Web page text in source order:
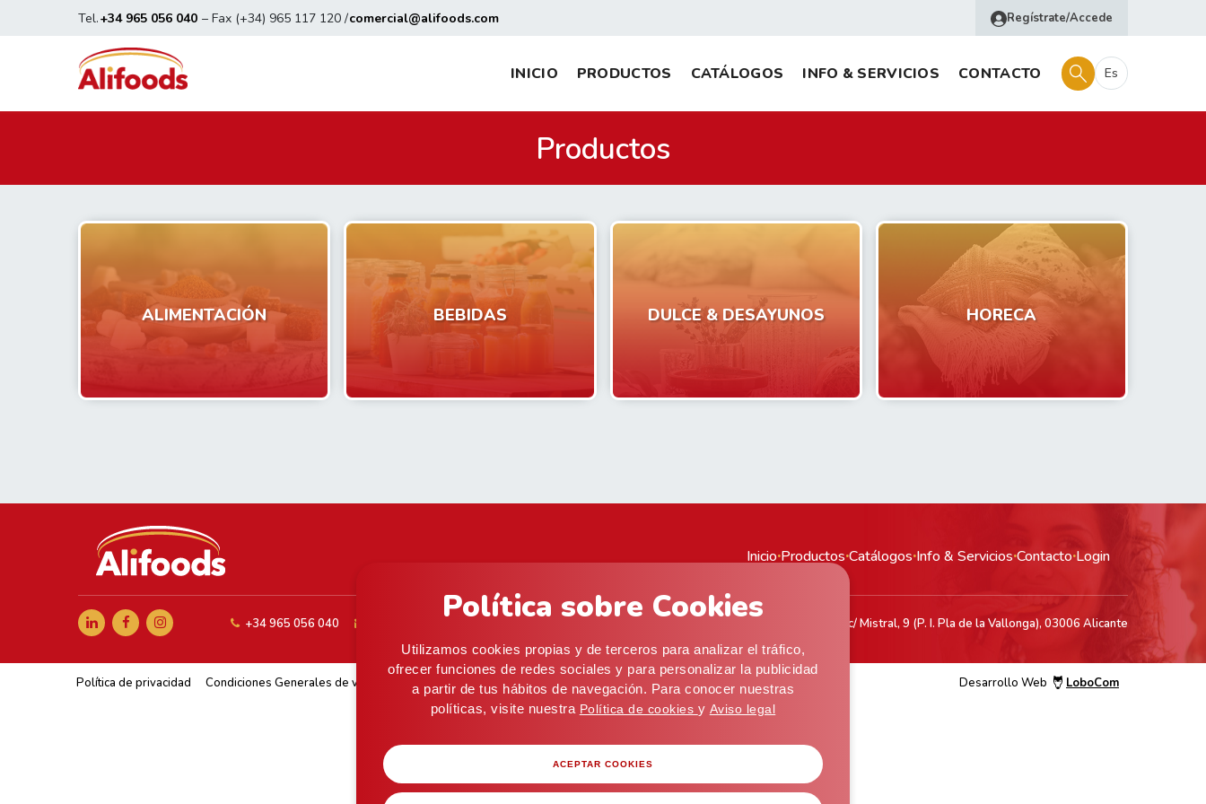
Política sobre Cookies
Utilizamos cookies propias y de terceros para analizar el tráfico,
ofrecer funciones de redes sociales y para personalizar la publicidad
a partir de tus hábitos de navegación. Para conocer nuestras
políticas, visite nuestra Política de cookies y Aviso legal
ACEPTAR COOKIES
Tel.+34 965 056 040 – Fax (+34) 965 117 120 /comercial@alifoods.com Regístrate/Accede
INICIO PRODUCTOS CATÁLOGOS INFO & SERVICIOS CONTACTO Es
Productos
ALIMENTACIÓN BEBIDAS DULCE & DESAYUNOS HORECA
Inicio·Productos·Catálogos·Info & Servicios·Contacto·Login
+34 965 056 040 C/ Artes Graficas, 5, 03008 Alicante (ESPAÑA) · Almacén: c/ Mistral, 9 (P. I. Pla de la Vallonga), 03006 Alicante
Política de privacidad Condiciones Generales de venta Aviso legal Cookies Desarrollo Web LoboCom